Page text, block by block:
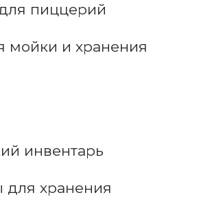
пиццерий
мойки и хранения
инвентарь
для хранения